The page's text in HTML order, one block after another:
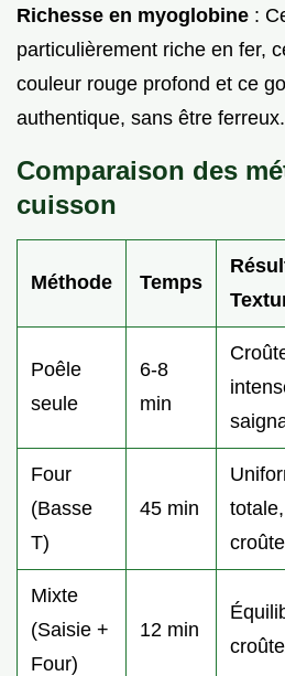
Richesse en myoglobine :
particulièrement riche en fer,
couleur rouge profond et ce
authentique, sans être ferreux.
Comparaison des
cuisson
Méthode Temps
Poêle
seule
6-8
min
Four
(Basse
T)
45 min
croûte
Mixte
(Saisie +
Four)
12 min